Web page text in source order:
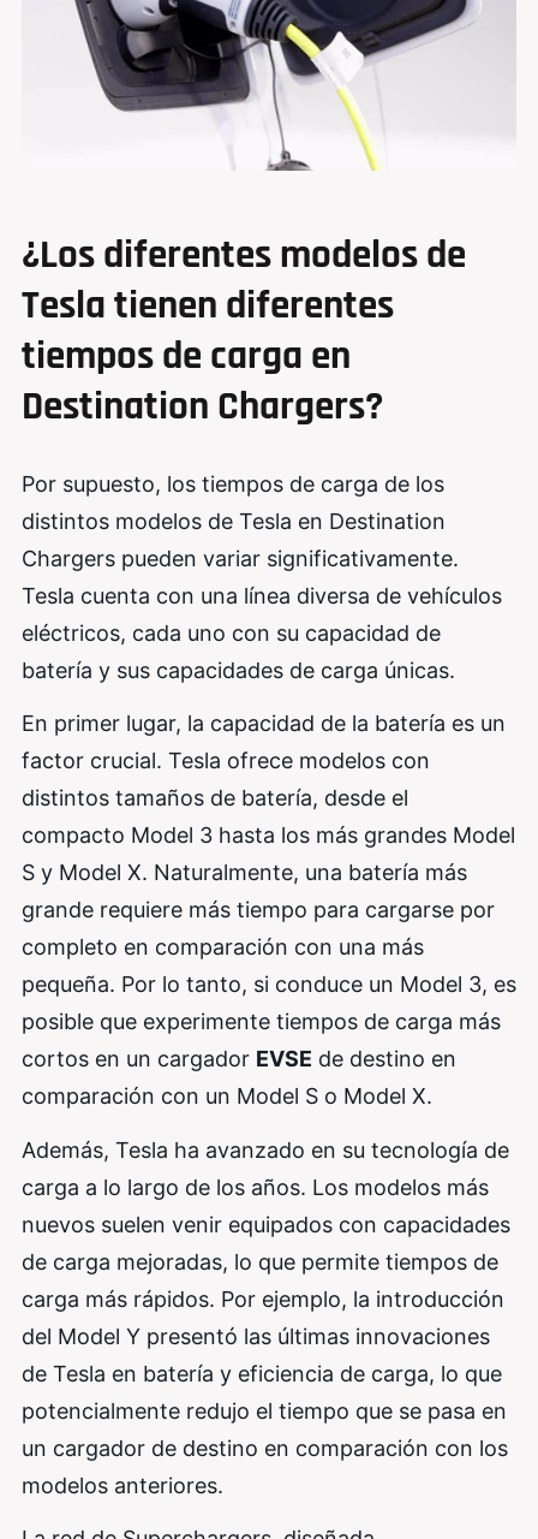
¿Los diferentes modelos de
Tesla tienen diferentes
tiempos de carga en
Destination Chargers?
Por supuesto, los tiempos de carga de los
distintos modelos de Tesla en Destination
Chargers pueden variar significativamente.
Tesla cuenta con una línea diversa de vehículos
eléctricos, cada uno con su capacidad de
batería y sus capacidades de carga únicas.
En primer lugar, la capacidad de la batería es un
factor crucial. Tesla ofrece modelos con
distintos tamaños de batería, desde el
compacto Model 3 hasta los más grandes Model
S y Model X. Naturalmente, una batería más
grande requiere más tiempo para cargarse por
completo en comparación con una más
pequeña. Por lo tanto, si conduce un Model 3, es
posible que experimente tiempos de carga más
cortos en un cargador EVSE de destino en
comparación con un Model S o Model X.
Además, Tesla ha avanzado en su tecnología de
carga a lo largo de los años. Los modelos más
nuevos suelen venir equipados con capacidades
de carga mejoradas, lo que permite tiempos de
carga más rápidos. Por ejemplo, la introducción
del Model Y presentó las últimas innovaciones
de Tesla en batería y eficiencia de carga, lo que
potencialmente redujo el tiempo que se pasa en
un cargador de destino en comparación con los
modelos anteriores.